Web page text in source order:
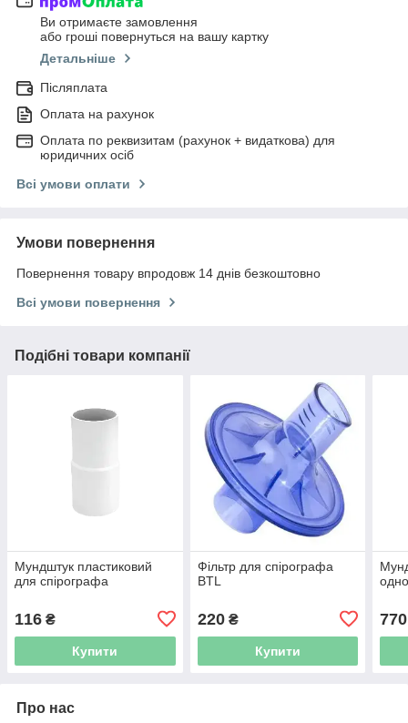
Ви отримаєте замовлення
або гроші повернуться на вашу картку
Детальніше
Післяплата
Оплата на рахунок
Оплата по реквизитам (рахунок + видаткова) для
юридичних осіб
Всі умови оплати
Умови повернення
Повернення товару впродовж 14 днів безкоштовно
Всі умови повернення
Подібні товари компанії
Мундштук пластиковий
для спірографа
116 ₴
Купити
Фільтр для спірографа
BTL
220₴
Купити
770
Про нас